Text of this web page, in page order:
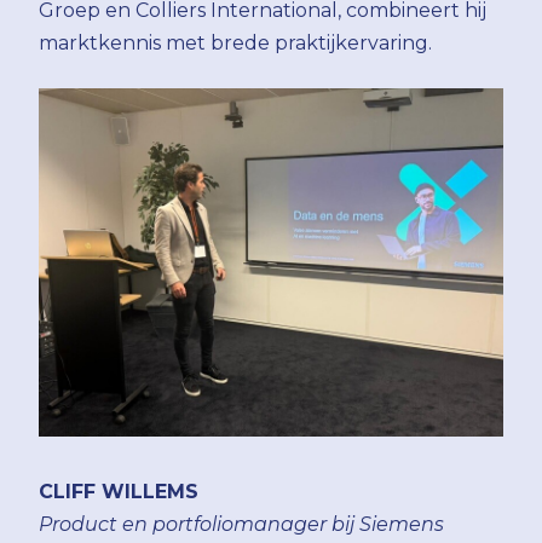
Groep en Colliers International, combineert hij
marktkennis met brede praktijkervaring.
CLIFF WILLEMS
Product en portfoliomanager bij Siemens